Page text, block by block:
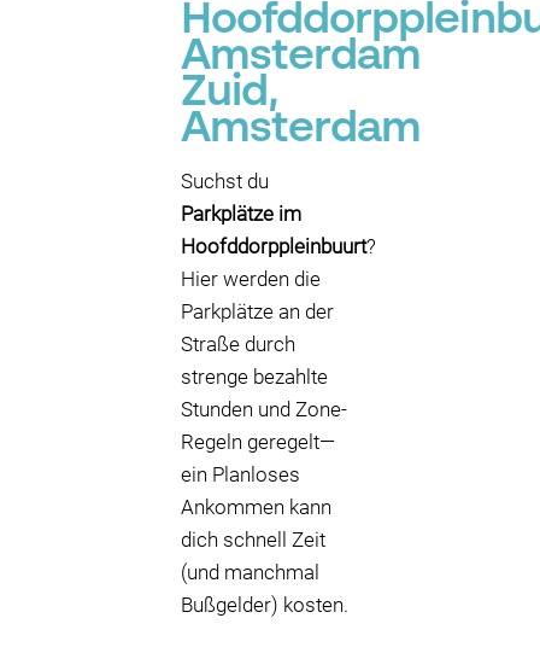
Amsterdam
Zuid,
Amsterdam
Suchst du
Parkplätze im
Hoofddorppleinbuurt?
Hier werden die
Parkplätze an der
Straße durch
strenge bezahlte
Stunden und Zone-
Regeln geregelt—
ein Planloses
Ankommen kann
dich schnell Zeit
(und manchmal
Bußgelder) kosten.